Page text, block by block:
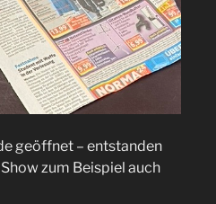
geöffnet – entstanden
zum Beispiel auch